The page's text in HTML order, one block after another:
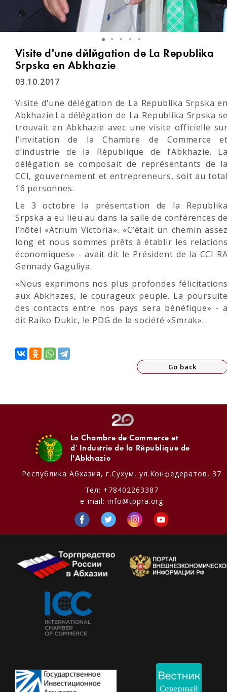
Visite d'une délégation de La Republika
Srpska en Abkhazie
03.10.2017
Visite d'une délégation de La Republika Srpska
Abkhazie.La délégation de La Republika Srpska
trouvait en Abkhazie avec une visite officielle
l’invitation de la Chambre de Commerce
d’industrie de la République de l’Abkhazie.
délégation se composait de représentants de
CCI, gouvernement et entrepreneurs, soit au
16 personnes.
Le 3 octobre la présentation de la
Srpska a eu lieu au dans la salle de conférences
l’hôtel «Atrium Victoria». «C’était un chemin
long et nous sommes prêts à établir les
économiques» - avait dit le Président de la CCI
Gennady Gaguliya.
«Nous exprimons nos plus profondes
aux Abkhazes, le courageux peuple. La
des contacts entre nos pays sera bénéfique» -
dit Raiko Dukic, le PDG de la société «Smrak».
Go back
La Chambre de Commerce et
d`Industrie de la République de
l'Abkhazie
Республика Абхазия, г.Сухум, ул.Конфедератов, 37
Тел: +78402263387
e-mail:info@tppra.org